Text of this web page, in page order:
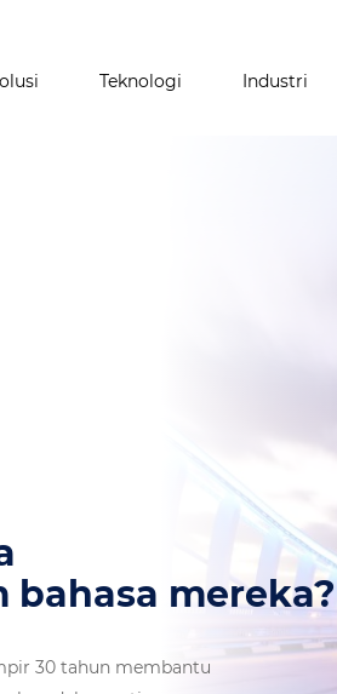
isi
Teknologi Industri
mana saja
bahasa
30 tahun membantu